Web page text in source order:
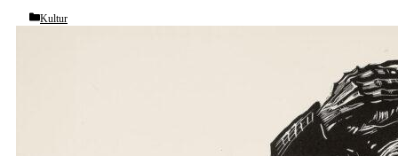
Categories
Kultur